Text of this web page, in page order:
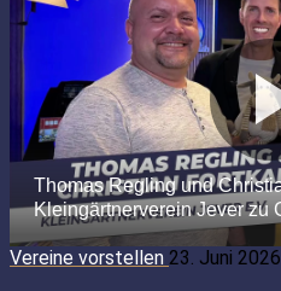
Vereine vorstellen 23. Juni 2026